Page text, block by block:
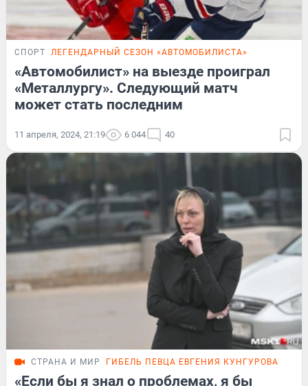
СПОРТ ЛЕГЕНДАРНЫЙ СЕЗОН «АВТОМОБИЛИСТА»
«Автомобилист» на выезде проиграл
«Металлургу». Следующий матч
может стать последним
11 апреля, 2024, 21:19 6 044 40
СТРАНА И МИР ГИБЕЛЬ ПЕВЦА ЕВГЕНИЯ КУНГУРОВА
«Если бы я знал о проблемах, я бы